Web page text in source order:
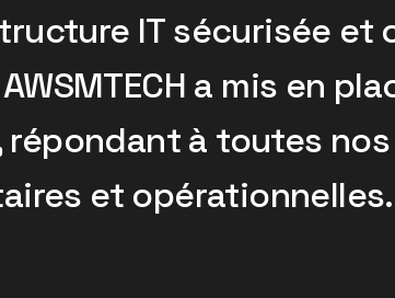
IT sécurisée et
a mis en
répondant à toutes
et